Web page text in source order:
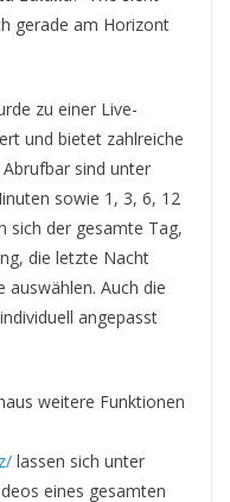
gerade am Horizont
zu einer Live-
und bietet zahlreiche
sind unter
sowie 1, 3, 6, 12
sich der gesamte Tag,
die letzte Nacht
auswählen. Auch die
angepasst
weitere Funktionen
lassen sich unter
eines gesamten